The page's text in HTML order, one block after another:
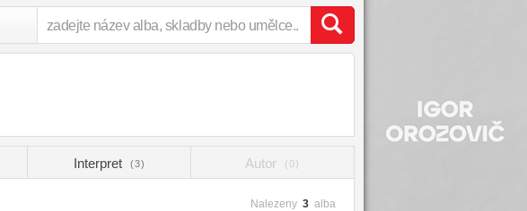
Interpret (3) Autor (0)
Nalezeny 3 alba